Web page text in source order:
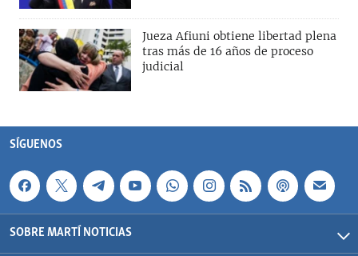
Jueza Afiuni obtiene libertad plena
tras más de 16 años de proceso
judicial
SÍGUENOS
SOBRE MARTÍ NOTICIAS